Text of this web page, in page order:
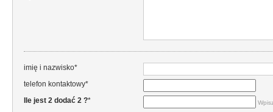
imię i nazwisko*
telefon kontaktowy*
Ile jest 2 dodać 2 ?*